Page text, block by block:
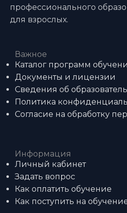
профессионального
для взрослых.
Важное
Каталог программ
Документы и лицензии
Сведения об
Политика
Согласие на обработку
Информация
Личный кабинет
Задать вопрос
Как оплатить обучение
Как поступить на